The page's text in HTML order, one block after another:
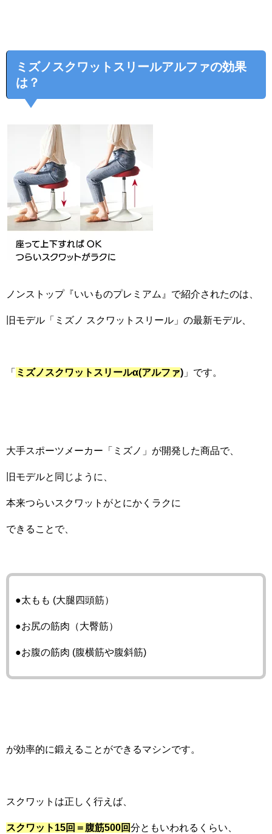
ミズノスクワットスリールアルファの効果
は？
ノンストップ『いいものプレミアム』で紹介されたのは、
旧モデル「ミズノ スクワットスリール」の最新モデル、
「 ミズノスクワットスリールα(アルファ) 」です。
大手スポーツメーカー「ミズノ」が開発した商品で、
旧モデルと同じように、
本来つらいスクワットがとにかくラクに
できることで、
●太もも (大腿四頭筋）
●お尻の筋肉（大臀筋）
●お腹の筋肉 (腹横筋や腹斜筋)
が効率的に鍛えることができるマシンです。
スクワットは正しく行えば、
スクワット15回＝腹筋500回分ともいわれるくらい、